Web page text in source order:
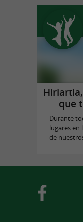
que
Durante
lugares en
de